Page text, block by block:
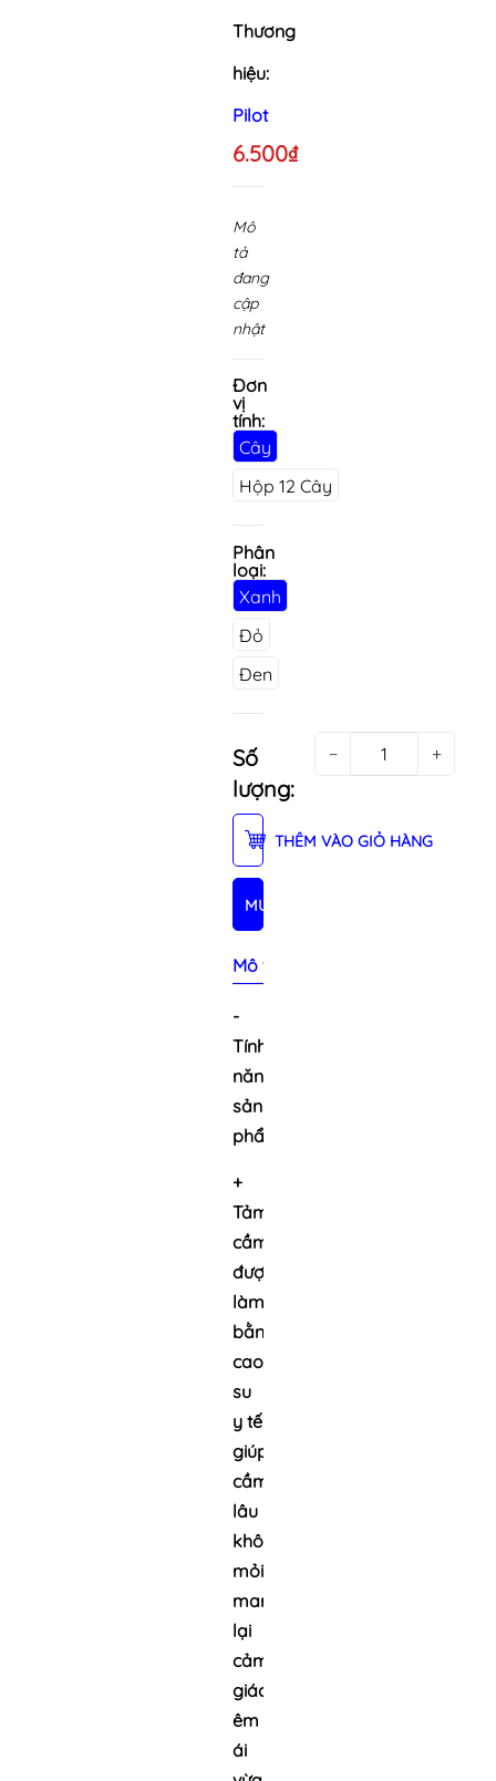
Thương
hiệu:
Pilot
6.500₫
Mô
tả
đang
cập
nhật
Đơn
vị
tính:
Cây
Hộp 12 Cây
Phân
loại:
Xanh
Đỏ
Đen
Số
lượng:
− +
THÊM VÀO GIỎ HÀNG
MUA NGAY
Mô tả sản phẩm
-
Tính
năng
sản
phẩm:
+
Tảm
cầm
được
làm
bằng
cao
su
y tế
giúp
cầm
lâu
không
mỏi,
mang
lại
cảm
giác
êm
ái